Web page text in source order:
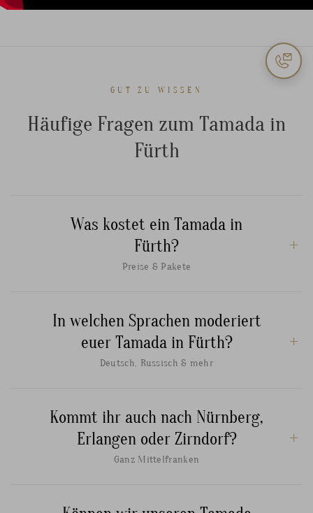
GUT ZU WISSEN
Häufige Fragen zum Tamada in
Fürth
Was kostet ein Tamada in
Fürth?
Preise & Pakete
In welchen Sprachen moderiert
euer Tamada in Fürth?
Deutsch, Russisch & mehr
Kommt ihr auch nach Nürnberg,
Erlangen oder Zirndorf?
Ganz Mittelfranken